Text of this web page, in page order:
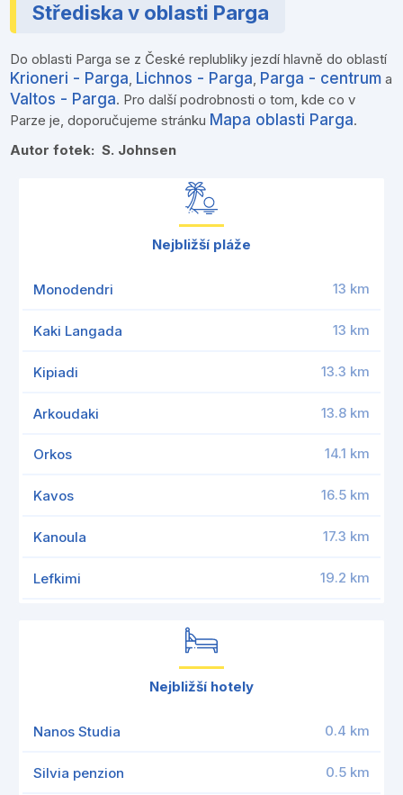
Střediska v oblasti Parga
Do oblasti Parga se z České replubliky jezdí hlavně do oblastí
Krioneri - Parga, Lichnos - Parga, Parga - centrum a
Valtos - Parga. Pro další podrobnosti o tom, kde co v
Parze je, doporučujeme stránku Mapa oblasti Parga.
Autor fotek: S. Johnsen
Nejbližší pláže
Monodendri 13 km
Kaki Langada 13 km
Kipiadi 13.3 km
Arkoudaki 13.8 km
Orkos 14.1 km
Kavos 16.5 km
Kanoula 17.3 km
Lefkimi 19.2 km
Nejbližší hotely
Nanos Studia 0.4 km
Silvia penzion 0.5 km